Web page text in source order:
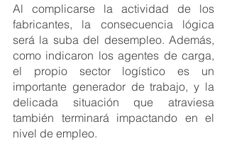
Al complicarse la actividad de los
fabricantes, la consecuencia lógica
será la suba del desempleo. Además,
como indicaron los agentes de carga,
el propio sector logístico es un
importante generador de trabajo, y la
delicada situación que atraviesa
también terminará impactando en el
nivel de empleo.